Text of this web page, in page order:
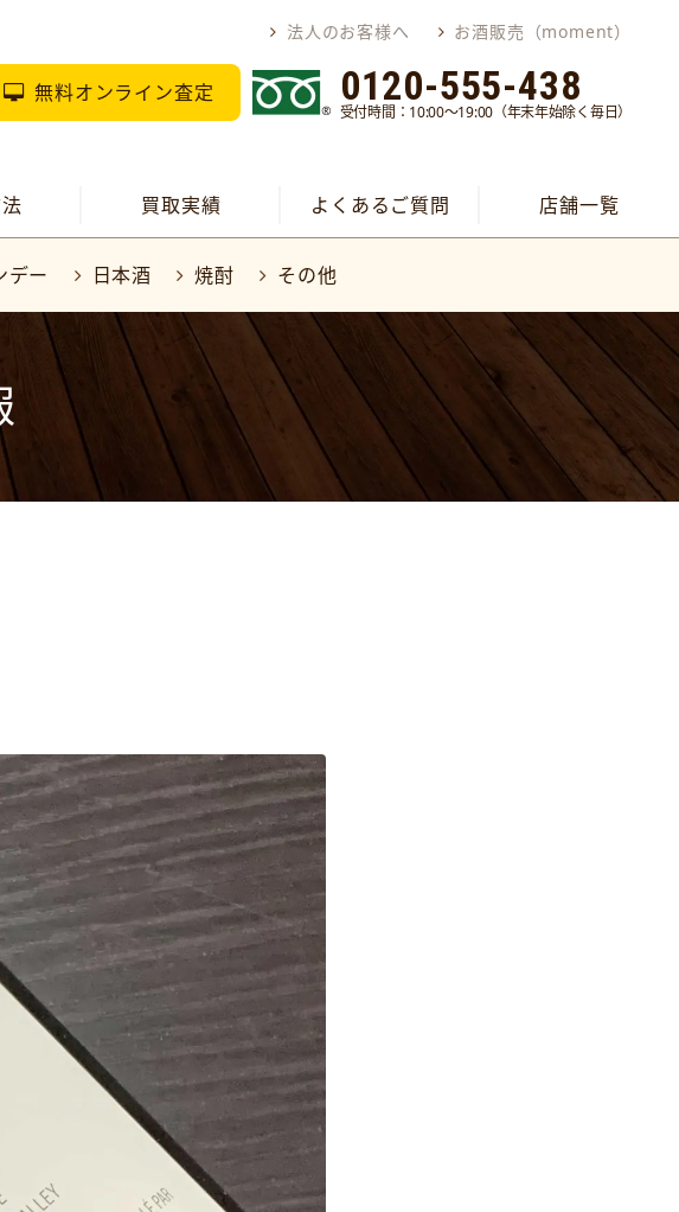
法人のお客様へ お酒販売（moment）
無料オンライン査定 0120-555-438
受付時間：10:00～19:00（年末年始除く毎日）
買取実績 よくあるご質問 店舗一覧
デー 日本酒 焼酎 その他